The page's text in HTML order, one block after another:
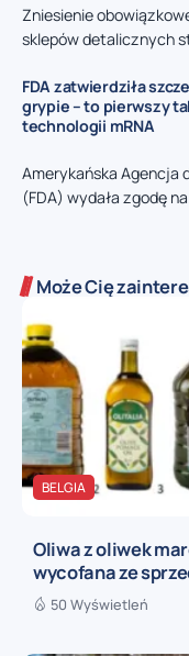
Zniesienie
sklepów detalicznych
FDA zatwierdziła
grypie – to pierwszy
technologii mRNA
Amerykańska Agencja
(FDA) wydała zgodę
Może Cię
BELGIA
Oliwa z oliwek
wycofana ze
50 Wyświetleń